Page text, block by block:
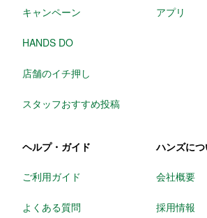
キャンペーン
HANDS DO
店舗のイチ押し
スタッフおすすめ投稿
アプリ
ヘルプ・ガイド
ご利用ガイド
よくある質問
ハンズにつ
会社概要
採用情報